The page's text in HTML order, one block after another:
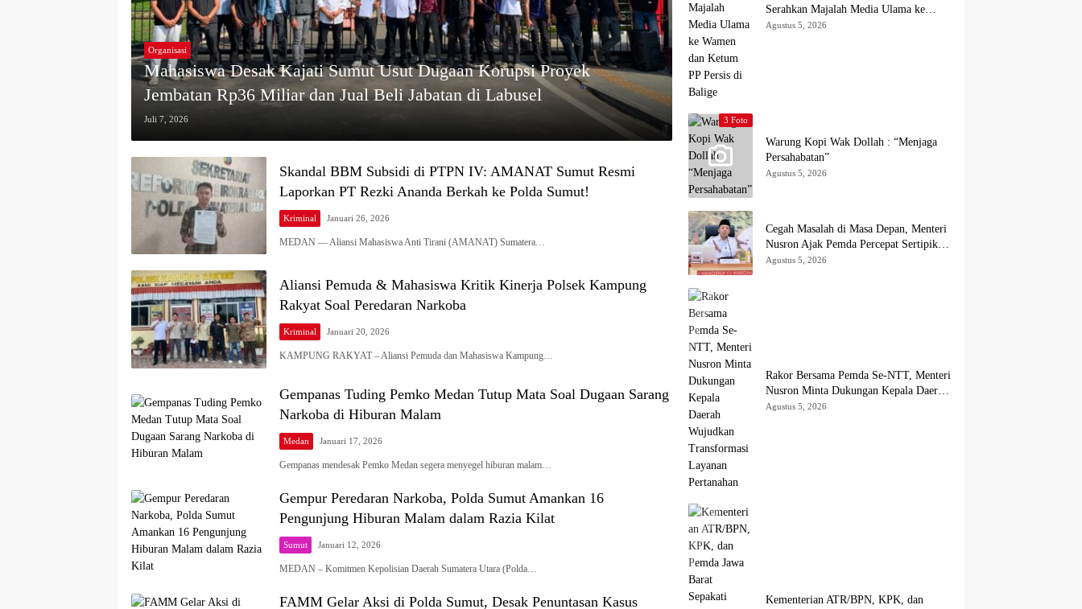
Organisasi
Mahasiswa Desak Kajati Sumut Usut Dugaan Korupsi Proyek
Jembatan Rp36 Miliar dan Jual Beli Jabatan di Labusel
Juli 7, 2026
Skandal BBM Subsidi di PTPN IV: AMANAT Sumut Resmi
Laporkan PT Rezki Ananda Berkah ke Polda Sumut!
Kriminal Januari 26, 2026
MEDAN — Aliansi Mahasiswa Anti Tirani (AMANAT) Sumatera…
Aliansi Pemuda & Mahasiswa Kritik Kinerja Polsek Kampung
Rakyat Soal Peredaran Narkoba
Kriminal Januari 20, 2026
KAMPUNG RAKYAT – Aliansi Pemuda dan Mahasiswa Kampung…
Gempanas Tuding Pemko Medan Tutup Mata Soal Dugaan Sarang
Narkoba di Hiburan Malam
Medan Januari 17, 2026
Gempanas mendesak Pemko Medan segera menyegel hiburan malam…
Gempur Peredaran Narkoba, Polda Sumut Amankan 16
Pengunjung Hiburan Malam dalam Razia Kilat
Sumut Januari 12, 2026
MEDAN – Komitmen Kepolisian Daerah Sumatera Utara (Polda…
FAMM Gelar Aksi di Polda Sumut, Desak Penuntasan Kasus
Serahkan Majalah Media Ulama ke
Wamen dan Ketum PP Persis di Balige
Agustus 5, 2026
3 Foto
Warung Kopi Wak Dollah : “Menjaga
Persahabatan”
Agustus 5, 2026
Cegah Masalah di Masa Depan, Menteri
Nusron Ajak Pemda Percepat Sertipikasi
Tanah Rumah Ibadah di NTT
Agustus 5, 2026
Rakor Bersama Pemda Se-NTT, Menteri
Nusron Minta Dukungan Kepala Daerah
Wujudkan Transformasi Layanan
Agustus 5, 2026
Kementerian ATR/BPN, KPK, dan